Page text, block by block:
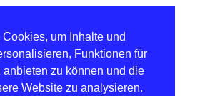
um Inhalte und
Funktionen für
zu können und die
Website zu analysieren.